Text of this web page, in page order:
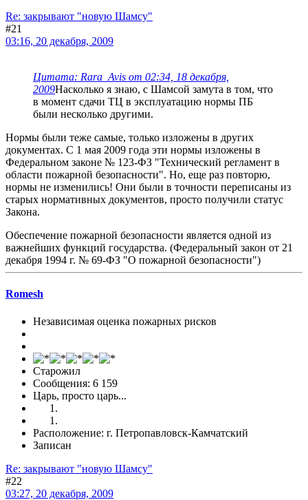
Re: закрывают "новую Шамсу"
#21
03:16, 20 декабря, 2009
Цитата: Rara_Avis от 02:34, 18 декабря,
2009Насколько я знаю, с Шамсой замута в том, что
в момент сдачи ТЦ в эксплуатацию нормы ПБ
были несколько другими.
Нормы были теже самые, только изложены в других
документах. С 1 мая 2009 года эти нормы изложены в
Федеральном законе № 123-ФЗ "Технический регламент в
области пожарной безопасности". Но, еще раз повторю,
нормы не изменились! Они были в точности переписаны из
старых нормативных документов, просто получили статус
Закона.
Обеспечение пожарной безопасности является одной из
важнейших функций государства. (Федеральный закон от 21
декабря 1994 г. № 69-ФЗ "О пожарной безопасности")
Romesh
Независимая оценка пожарных рисков
Старожил
Сообщения: 6 159
Царь, просто царь...
Расположение: г. Петропавловск-Камчатский
Записан
Re: закрывают "новую Шамсу"
#22
03:27, 20 декабря, 2009